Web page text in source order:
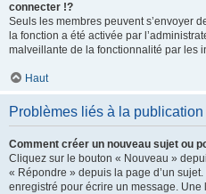
connecter !?
Seuls les membres peuvent s’envoyer
la fonction a été activée par
malveillante de la fonctionnalité par les
Haut
Problèmes liés à la
Comment créer un nouveau sujet ou
Cliquez sur le bouton « Nouveau »
« Répondre » depuis la page d’un
enregistré pour écrire un message.